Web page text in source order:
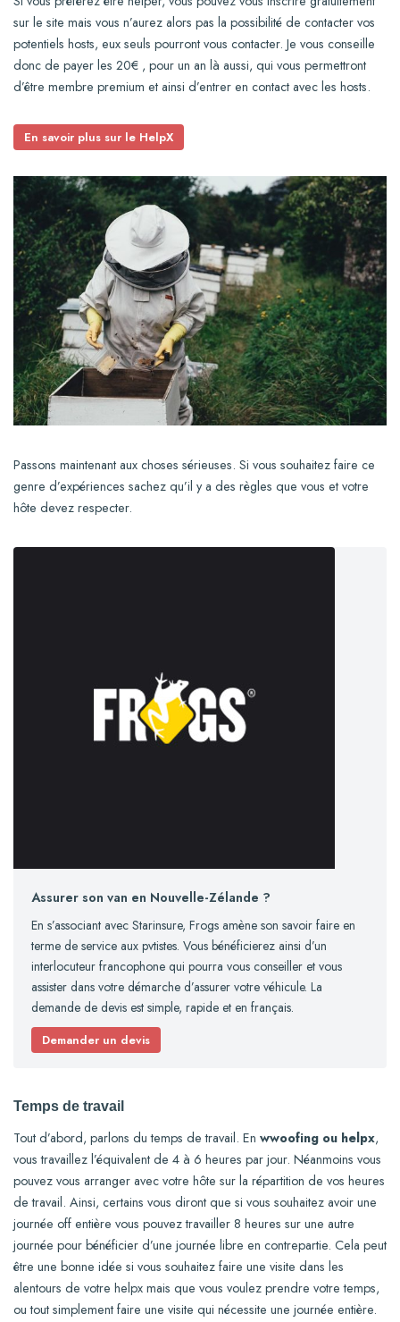
sur le site mais vous n’aurez alors pas la possibilité de contacter vos
potentiels hosts, eux seuls pourront vous contacter. Je vous conseille
donc de payer les 20€ , pour un an là aussi, qui vous permettront
d’être membre premium et ainsi d’entrer en contact avec les hosts.
En savoir plus sur le HelpX
Passons maintenant aux choses sérieuses. Si vous souhaitez faire ce
genre d’expériences sachez qu’il y a des règles que vous et votre
hôte devez respecter.
Assurer son van en Nouvelle-Zélande ?
En s’associant avec Starinsure, Frogs amène son savoir faire en
terme de service aux pvtistes. Vous bénéficierez ainsi d’un
interlocuteur francophone qui pourra vous conseiller et vous
assister dans votre démarche d’assurer votre véhicule. La
demande de devis est simple, rapide et en français.
Demander un devis
Temps de travail
Tout d’abord, parlons du temps de travail. En wwoofing ou helpx,
vous travaillez l’équivalent de 4 à 6 heures par jour. Néanmoins vous
pouvez vous arranger avec votre hôte sur la répartition de vos heures
de travail. Ainsi, certains vous diront que si vous souhaitez avoir une
journée off entière vous pouvez travailler 8 heures sur une autre
journée pour bénéficier d’une journée libre en contrepartie. Cela peut
être une bonne idée si vous souhaitez faire une visite dans les
alentours de votre helpx mais que vous voulez prendre votre temps,
ou tout simplement faire une visite qui nécessite une journée entière.